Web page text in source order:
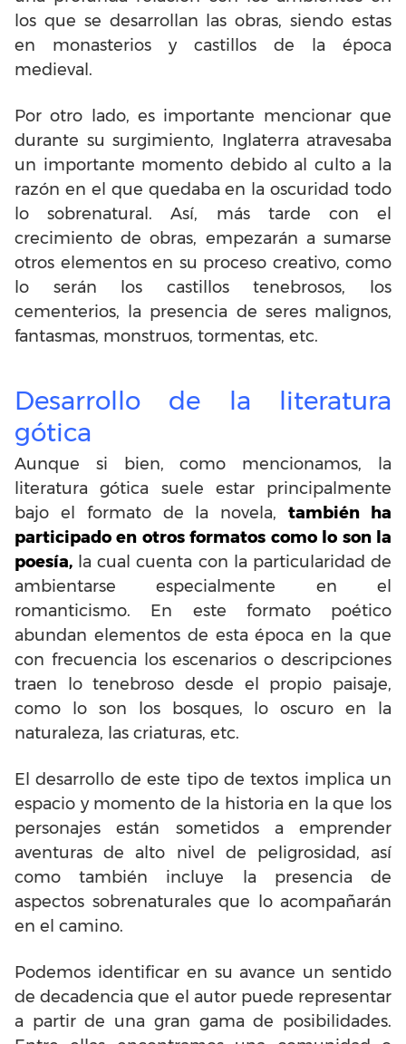
los que se desarrollan las obras, siendo estas
en monasterios y castillos de la época
medieval.
Por otro lado, es importante mencionar que
durante su surgimiento, Inglaterra atravesaba
un importante momento debido al culto a la
razón en el que quedaba en la oscuridad todo
lo sobrenatural. Así, más tarde con el
crecimiento de obras, empezarán a sumarse
otros elementos en su proceso creativo, como
lo serán los castillos tenebrosos, los
cementerios, la presencia de seres malignos,
fantasmas, monstruos, tormentas, etc.
Desarrollo de la literatura
gótica
Aunque si bien, como mencionamos, la
literatura gótica suele estar principalmente
bajo el formato de la novela,también ha
participado en otros formatos como lo son la
poesía, la cual cuenta con la particularidad de
ambientarse especialmente en el
romanticismo. En este formato poético
abundan elementos de esta época en la que
con frecuencia los escenarios o descripciones
traen lo tenebroso desde el propio paisaje,
como lo son los bosques, lo oscuro en la
naturaleza, las criaturas, etc.
El desarrollo de este tipo de textos implica un
espacio y momento de la historia en la que los
personajes están sometidos a emprender
aventuras de alto nivel de peligrosidad, así
como también incluye la presencia de
aspectos sobrenaturales que lo acompañarán
en el camino.
Podemos identificar en su avance un sentido
de decadencia que el autor puede representar
a partir de una gran gama de posibilidades.